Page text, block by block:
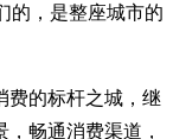
的，是整座城市的
费的标杆之城，继
畅通消费渠道，